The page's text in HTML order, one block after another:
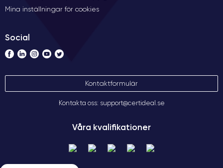
Mina inställningar för cookies
Social
Kontaktformulär
Kontakta oss: support@certideal.se
Våra kvalifikationer